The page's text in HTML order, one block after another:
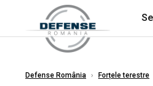
Defense România › Forțele terestre